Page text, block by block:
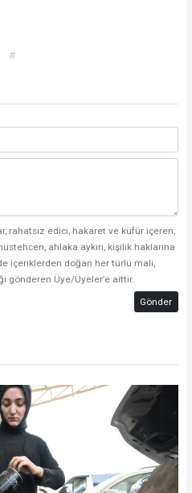
#
rahatsız edici, hakaret ve küfür içeren,
ahlaka aykırı, kişilik haklarına
içeriklerden doğan her türlü mali,
gönderen Üye/Üyeler’e aittir.
Gönder